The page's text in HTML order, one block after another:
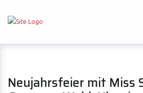
Neujahrsfeier mit Miss